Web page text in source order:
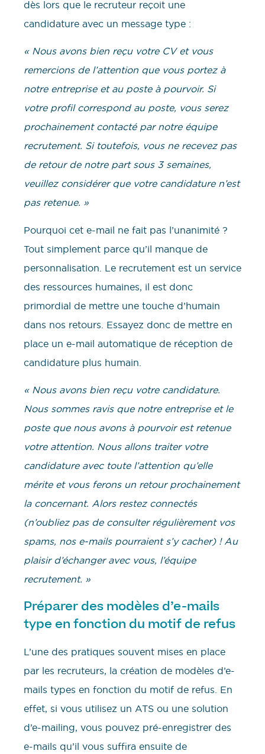
dès lors que le recruteur reçoit une
candidature avec un message type :
« Nous avons bien reçu votre CV et vous
remercions de l’attention que vous portez à
notre entreprise et au poste à pourvoir. Si
votre profil correspond au poste, vous serez
prochainement contacté par notre équipe
recrutement. Si toutefois, vous ne recevez pas
de retour de notre part sous 3 semaines,
veuillez considérer que votre candidature n’est
pas retenue. »
Pourquoi cet e-mail ne fait pas l’unanimité ?
Tout simplement parce qu’il manque de
personnalisation. Le recrutement est un service
des ressources humaines, il est donc
primordial de mettre une touche d’humain
dans nos retours. Essayez donc de mettre en
place un e-mail automatique de réception de
candidature plus humain.
« Nous avons bien reçu votre candidature.
Nous sommes ravis que notre entreprise et le
poste que nous avons à pourvoir est retenue
votre attention. Nous allons traiter votre
candidature avec toute l’attention qu’elle
mérite et vous ferons un retour prochainement
la concernant. Alors restez connectés
(n’oubliez pas de consulter régulièrement vos
spams, nos e-mails pourraient s’y cacher) ! Au
plaisir d’échanger avec vous, l’équipe
recrutement. »
Préparer des modèles d’e-mails
type en fonction du motif de refus
L’une des pratiques souvent mises en place
par les recruteurs, la création de modèles d’e-
mails types en fonction du motif de refus. En
effet, si vous utilisez un ATS ou une solution
d’e-mailing, vous pouvez pré-enregistrer des
e-mails qu’il vous suffira ensuite de